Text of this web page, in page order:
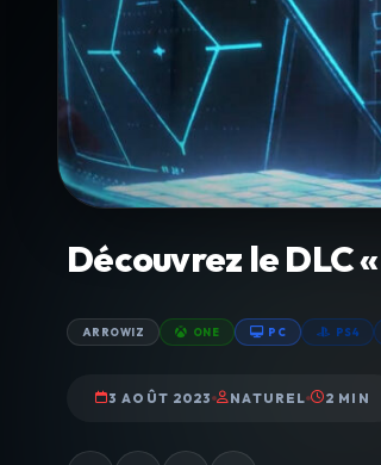
Découvrez le DLC
ARROWIZ ONE PC PS4
3 AOÛT 2023 NATUREL 2 MIN